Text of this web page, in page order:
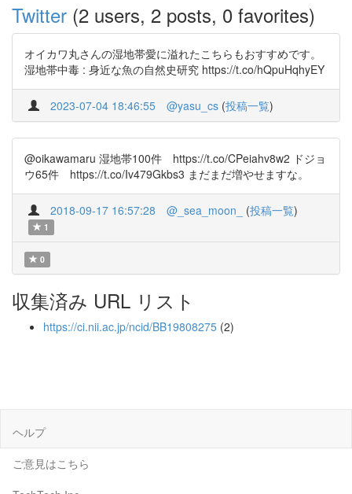
Twitter (2 users, 2 posts, 0 favorites)
オイカワ丸さんの湿地帯愛に溢れたこちらもおすすめです。
湿地帯中毒 : 身近な魚の自然史研究 https://t.co/hQpuHqhyEY
2023-07-04 18:46:55 @yasu_cs (投稿一覧)
@oikawamaru 湿地帯100件 https://t.co/CPeiahv8w2 ドジョ
ウ65件 https://t.co/Iv479Gkbs3 まだまだ増やせますな。
2018-09-17 16:57:28 @_sea_moon_ (投稿一覧)
1
0
収集済み URL リスト
https://ci.nii.ac.jp/ncid/BB19808275 (2)
ヘルプ
ご意見はこちら